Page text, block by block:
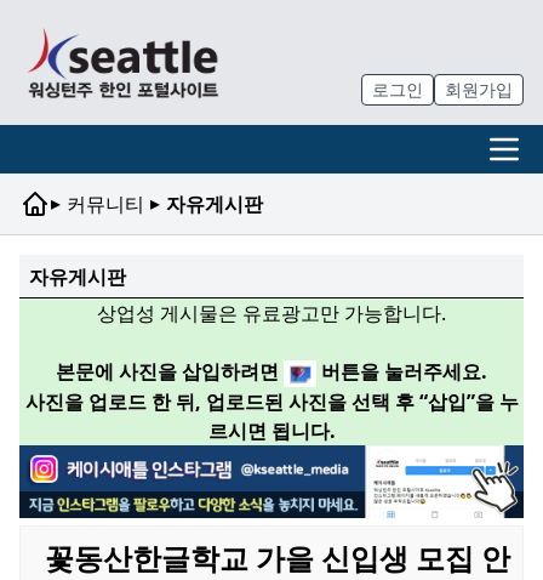
로그인 회원가입
▸ 커뮤니티 ▸ 자유게시판
자유게시판
상업성 게시물은 유료광고만 가능합니다.
본문에 사진을 삽입하려면
버튼을 눌러주세요.
사진을 업로드 한 뒤, 업로드된 사진을 선택 후 “삽입”을 누
르시면 됩니다.
꽃동산한글학교 가을 신입생 모집 안